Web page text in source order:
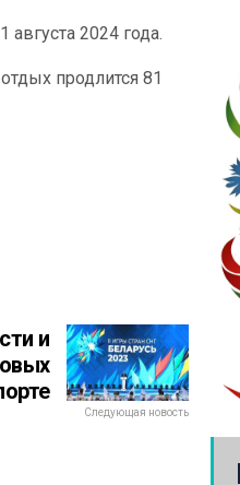
2024 года.
продлится 81
и
Следующая новость